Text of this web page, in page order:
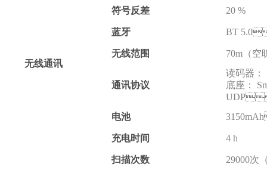
符号反差 20 %
无线通讯
蓝牙 BT 5.0
无线范围 70m（空
通讯协议
读码器
底座
电池
充电时间 4 h
扫描次数 29000次